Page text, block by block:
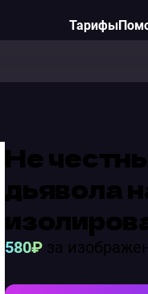
Тарифы
Не
дьявола
580₽ за